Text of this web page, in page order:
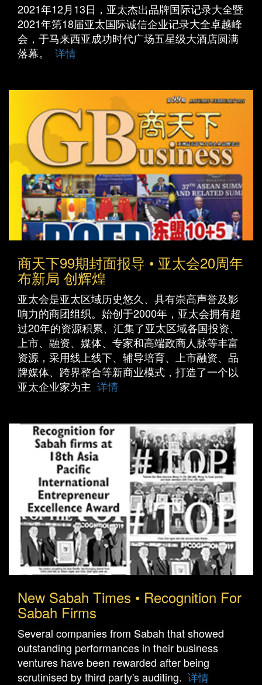
2021年12月13日，亚太杰出品牌国际记录大全暨
2021年第18届亚太国际诚信企业记录大全卓越峰
会，于马来西亚成功时代广场五星级大酒店圆满
落幕。
详情
商天下99期封面报导 • 亚太会20周年
布新局 创辉煌
亚太会是亚太区域历史悠久、具有崇高声誉及影
响力的商团组织。始创于2000年，亚太会拥有超
过20年的资源积累、汇集了亚太区域各国投资、
上市、融资、媒体、专家和高端政商人脉等丰富
资源，采用线上线下、辅导培育、上市融资、品
牌媒体、跨界整合等新商业模式，打造了一个以
亚太企业家为主 详情
New Sabah Times • Recognition For
Sabah Firms
Several companies from Sabah that showed
outstanding performances in their business
ventures have been rewarded after being
scrutinised by third party's auditing. 详情